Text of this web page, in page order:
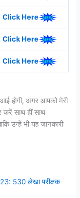
Click Here
Click Here
Click Here
होगी, अगर आपको मेरी
करें साथ हीं साथ
उन्हें भी यह जानकारी
530 लेखा परीक्षक